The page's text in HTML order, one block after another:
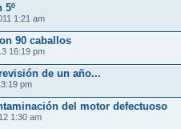
5º
1:21 am
90 caballos
16:19 pm
de un año...
pm
del motor defectuoso
1:30 am